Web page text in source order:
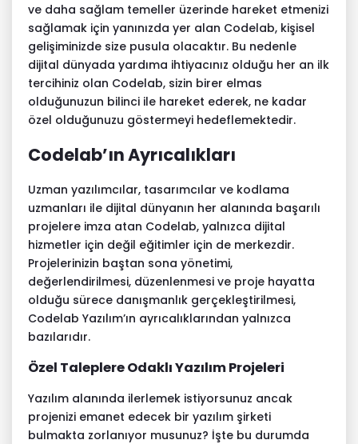
ve daha sağlam temeller üzerinde hareket etmenizi
sağlamak için yanınızda yer alan Codelab, kişisel
gelişiminizde size pusula olacaktır. Bu nedenle
dijital dünyada yardıma ihtiyacınız olduğu her an ilk
tercihiniz olan Codelab, sizin birer elmas
olduğunuzun bilinci ile hareket ederek, ne kadar
özel olduğunuzu göstermeyi hedeflemektedir.
Codelab’ın Ayrıcalıkları
Uzman yazılımcılar, tasarımcılar ve kodlama
uzmanları ile dijital dünyanın her alanında başarılı
projelere imza atan Codelab, yalnızca dijital
hizmetler için değil eğitimler için de merkezdir.
Projelerinizin baştan sona yönetimi,
değerlendirilmesi, düzenlenmesi ve proje hayatta
olduğu sürece danışmanlık gerçekleştirilmesi,
Codelab Yazılım’ın ayrıcalıklarından yalnızca
bazılarıdır.
Özel Taleplere Odaklı Yazılım Projeleri
Yazılım alanında ilerlemek istiyorsunuz ancak
projenizi emanet edecek bir yazılım şirketi
bulmakta zorlanıyor musunuz? İşte bu durumda